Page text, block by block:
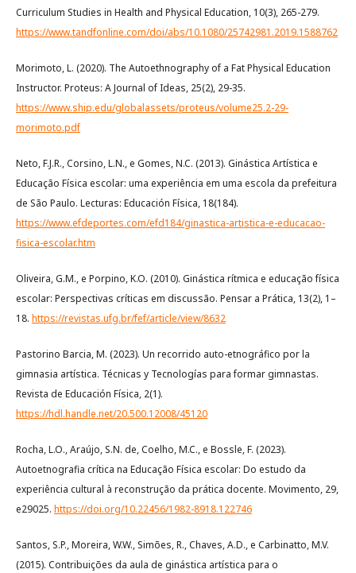
Curriculum Studies in Health and Physical Education, 10(3), 265-279.
https://www.tandfonline.com/doi/abs/10.1080/25742981.2019.1588762
Morimoto, L. (2020). The Autoethnography of a Fat Physical Education
Instructor. Proteus: A Journal of Ideas, 25(2), 29-35.
https://www.ship.edu/globalassets/proteus/volume25.2-29-
morimoto.pdf
Neto, F.J.R., Corsino, L.N., e Gomes, N.C. (2013). Ginástica Artística e
Educação Física escolar: uma experiência em uma escola da prefeitura
de São Paulo. Lecturas: Educación Física, 18(184).
https://www.efdeportes.com/efd184/ginastica-artistica-e-educacao-
fisica-escolar.htm
Oliveira, G.M., e Porpino, K.O. (2010). Ginástica rítmica e educação física
escolar: Perspectivas críticas em discussão. Pensar a Prática, 13(2), 1–
18. https://revistas.ufg.br/fef/article/view/8632
Pastorino Barcia, M. (2023). Un recorrido auto-etnográfico por la
gimnasia artística. Técnicas y Tecnologías para formar gimnastas.
Revista de Educación Física, 2(1).
https://hdl.handle.net/20.500.12008/45120
Rocha, L.O., Araújo, S.N. de, Coelho, M.C., e Bossle, F. (2023).
Autoetnografia crítica na Educação Física escolar: Do estudo da
experiência cultural à reconstrução da prática docente. Movimento, 29,
e29025. https://doi.org/10.22456/1982-8918.122746
Santos, S.P., Moreira, W.W., Simões, R., Chaves, A.D., e Carbinatto, M.V.
(2015). Contribuições da aula de ginástica artística para o